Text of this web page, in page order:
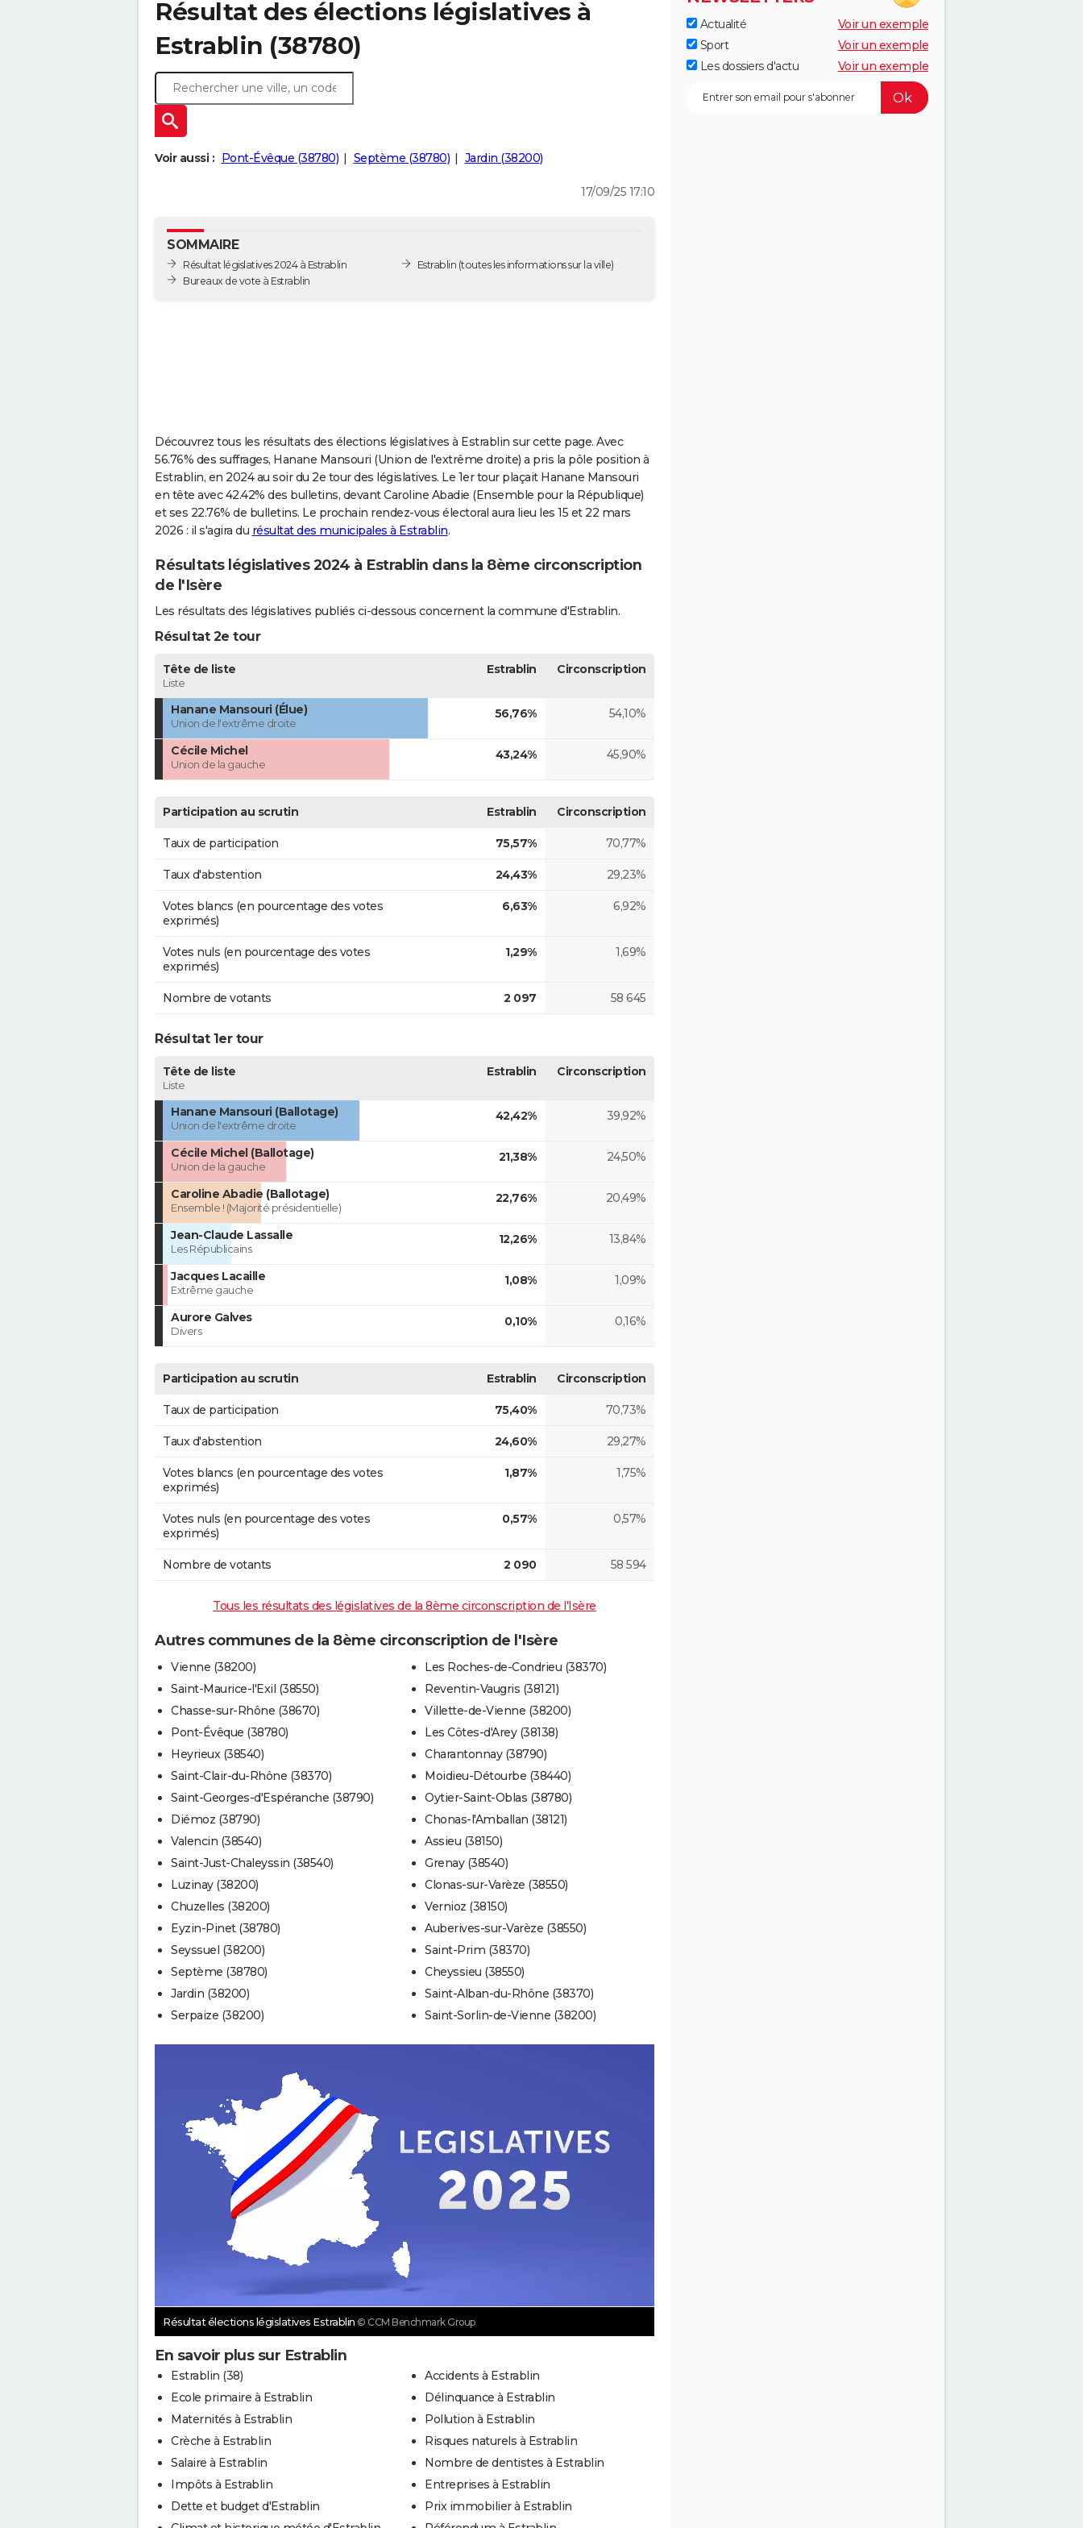
Résultat des élections législatives à
Estrablin (38780)
Voir aussi : Pont-Évêque (38780) Septème (38780) Jardin (38200)
17/09/25 17:10
SOMMAIRE
Résultat législatives 2024 à Estrablin
Bureaux de vote à Estrablin
Estrablin (toutes les informations sur la ville)
Découvrez tous les résultats des élections législatives à Estrablin sur cette page. Avec
56.76% des suffrages, Hanane Mansouri (Union de l'extrême droite) a pris la pôle position à
Estrablin, en 2024 au soir du 2e tour des législatives. Le 1er tour plaçait Hanane Mansouri
en tête avec 42.42% des bulletins, devant Caroline Abadie (Ensemble pour la République)
et ses 22.76% de bulletins. Le prochain rendez-vous électoral aura lieu les 15 et 22 mars
2026 : il s'agira du résultat des municipales à Estrablin.
Résultats législatives 2024 à Estrablin dans la 8ème circonscription
de l'Isère
Les résultats des législatives publiés ci-dessous concernent la commune d'Estrablin.
Résultat 2e tour
Tête de liste
Liste
Estrablin Circonscription
Hanane Mansouri (Élue)
Union de l'extrême droite
56,76% 54,10%
Cécile Michel
Union de la gauche
43,24% 45,90%
Participation au scrutin Estrablin Circonscription
Taux de participation 75,57% 70,77%
Taux d'abstention 24,43% 29,23%
Votes blancs (en pourcentage des votes
exprimés)
6,63% 6,92%
Votes nuls (en pourcentage des votes
exprimés)
1,29% 1,69%
Nombre de votants 2 097 58 645
Résultat 1er tour
Tête de liste
Liste
Estrablin Circonscription
Hanane Mansouri (Ballotage)
Union de l'extrême droite
42,42% 39,92%
Cécile Michel (Ballotage)
Union de la gauche
21,38% 24,50%
Caroline Abadie (Ballotage)
Ensemble ! (Majorité présidentielle)
22,76% 20,49%
Jean-Claude Lassalle
Les Républicains
12,26% 13,84%
Jacques Lacaille
Extrême gauche
1,08% 1,09%
Aurore Galves
Divers
0,10% 0,16%
Participation au scrutin Estrablin Circonscription
Taux de participation 75,40% 70,73%
Taux d'abstention 24,60% 29,27%
Votes blancs (en pourcentage des votes
exprimés)
1,87% 1,75%
Votes nuls (en pourcentage des votes
exprimés)
0,57% 0,57%
Nombre de votants 2 090 58 594
Tous les résultats des législatives de la 8ème circonscription de l'Isère
Autres communes de la 8ème circonscription de l'Isère
Vienne (38200)
Saint-Maurice-l'Exil (38550)
Chasse-sur-Rhône (38670)
Pont-Évêque (38780)
Heyrieux (38540)
Saint-Clair-du-Rhône (38370)
Saint-Georges-d'Espéranche (38790)
Diémoz (38790)
Valencin (38540)
Saint-Just-Chaleyssin (38540)
Luzinay (38200)
Chuzelles (38200)
Eyzin-Pinet (38780)
Seyssuel (38200)
Septème (38780)
Jardin (38200)
Serpaize (38200)
Les Roches-de-Condrieu (38370)
Reventin-Vaugris (38121)
Villette-de-Vienne (38200)
Les Côtes-d'Arey (38138)
Charantonnay (38790)
Moidieu-Détourbe (38440)
Oytier-Saint-Oblas (38780)
Chonas-l'Amballan (38121)
Assieu (38150)
Grenay (38540)
Clonas-sur-Varèze (38550)
Vernioz (38150)
Auberives-sur-Varèze (38550)
Saint-Prim (38370)
Cheyssieu (38550)
Saint-Alban-du-Rhône (38370)
Saint-Sorlin-de-Vienne (38200)
Résultat élections législatives Estrablin © CCM Benchmark Group
En savoir plus sur Estrablin
Estrablin (38)
Ecole primaire à Estrablin
Maternités à Estrablin
Crèche à Estrablin
Salaire à Estrablin
Impôts à Estrablin
Dette et budget d'Estrablin
Accidents à Estrablin
Délinquance à Estrablin
Pollution à Estrablin
Risques naturels à Estrablin
Nombre de dentistes à Estrablin
Entreprises à Estrablin
Prix immobilier à Estrablin
Actualité
Voir un exemple
Sport
Voir un exemple
Les dossiers d'actu
Voir un exemple